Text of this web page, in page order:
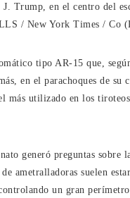
Trump, en el centro del
/ New York Times / Co
tipo AR-15 que,
en el parachoques de
más utilizado en los
generó preguntas sobre
ametralladoras suelen
un gran